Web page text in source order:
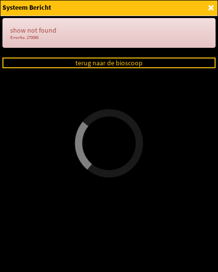
Login
×
Systeem Bericht
show not found
ErrorNo. 270083
terug naar de bioscoop